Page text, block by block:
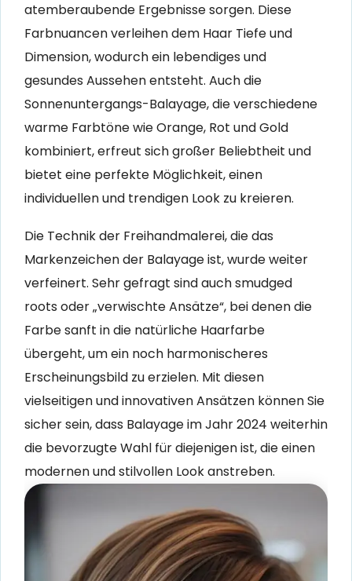
atemberaubende Ergebnisse sorgen. Diese
Farbnuancen verleihen dem Haar Tiefe und
Dimension, wodurch ein lebendiges und
gesundes Aussehen entsteht. Auch die
Sonnenuntergangs-Balayage, die verschiedene
warme Farbtöne wie Orange, Rot und Gold
kombiniert, erfreut sich großer Beliebtheit und
bietet eine perfekte Möglichkeit, einen
individuellen und trendigen Look zu kreieren.
Die Technik der Freihandmalerei, die das
Markenzeichen der Balayage ist, wurde weiter
verfeinert. Sehr gefragt sind auch smudged
roots oder „verwischte Ansätze“, bei denen die
Farbe sanft in die natürliche Haarfarbe
übergeht, um ein noch harmonischeres
Erscheinungsbild zu erzielen. Mit diesen
vielseitigen und innovativen Ansätzen können Sie
sicher sein, dass Balayage im Jahr 2024 weiterhin
die bevorzugte Wahl für diejenigen ist, die einen
modernen und stilvollen Look anstreben.